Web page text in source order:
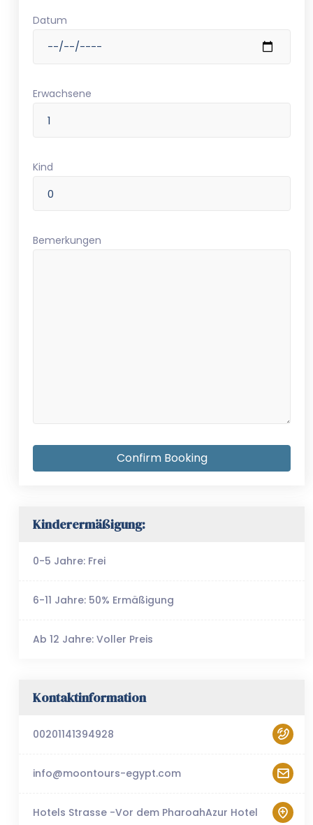
Datum
Erwachsene
Kind
Bemerkungen
Kinderermäßigung:
0-5 Jahre: Frei
6-11 Jahre: 50% Ermäßigung
Ab 12 Jahre: Voller Preis
Kontaktinformation
00201141394928
info@moontours-egypt.com
Hotels Strasse -Vor dem PharoahAzur Hotel